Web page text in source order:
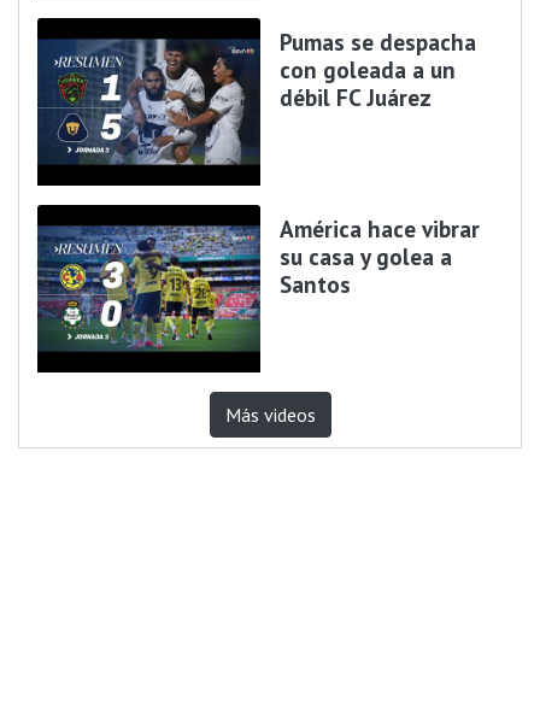
Pumas se despacha
con goleada a un
débil FC Juárez
América hace vibrar
su casa y golea a
Santos
Más videos